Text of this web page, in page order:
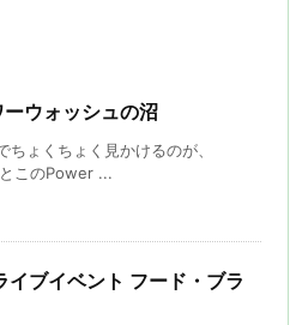
ウォッシュの沼
ょくちょく見かけるのが、
このPower ...
イブイベント フード・ブラ